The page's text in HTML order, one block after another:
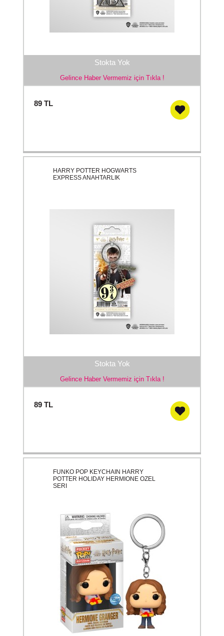
Stokta Yok
Gelince Haber Vermemiz için Tıkla !
89 TL
Stokta Yok
Gelince Haber Vermemiz için Tıkla !
HARRY POTTER HOGWARTS
EXPRESS ANAHTARLIK
89 TL
FUNKO POP KEYCHAIN HARRY
POTTER HOLIDAY HERMIONE OZEL
SERI